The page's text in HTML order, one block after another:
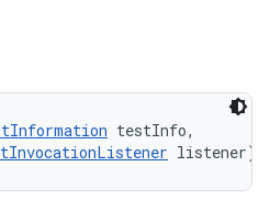
testInfo,
listener)